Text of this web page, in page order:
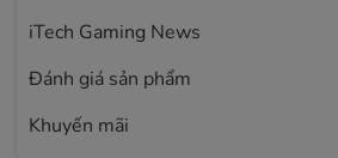
iTech Gaming News
Đánh giá sản phẩm
Khuyến mãi